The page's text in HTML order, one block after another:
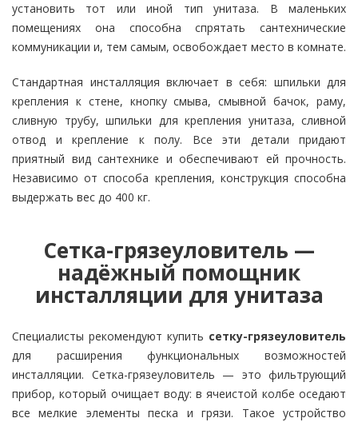
установить тот или иной тип унитаза. В маленьких
помещениях она способна спрятать сантехнические
коммуникации и, тем самым, освобождает место в комнате.
Стандартная инсталляция включает в себя: шпильки для
крепления к стене, кнопку смыва, смывной бачок, раму,
сливную трубу, шпильки для крепления унитаза, сливной
отвод и крепление к полу. Все эти детали придают
приятный вид сантехнике и обеспечивают ей прочность.
Независимо от способа крепления, конструкция способна
выдержать вес до 400 кг.
Сетка-грязеуловитель —
надёжный помощник
инсталляции для унитаза
Специалисты рекомендуют купить сетку-грязеуловитель
для расширения функциональных возможностей
инсталляции. Сетка-грязеуловитель — это фильтрующий
прибор, который очищает воду: в ячеистой колбе оседают
все мелкие элементы песка и грязи. Такое устройство